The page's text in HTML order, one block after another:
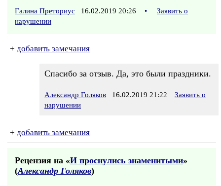
Галина Преториус 16.02.2019 20:26 •
Заявить о
нарушении
+ добавить замечания
Спасибо за отзыв. Да, это были праздники.
Александр Голяков 16.02.2019 21:22
Заявить о
нарушении
+ добавить замечания
Рецензия на «И проснулись знаменитыми»
(Александр Голяков)